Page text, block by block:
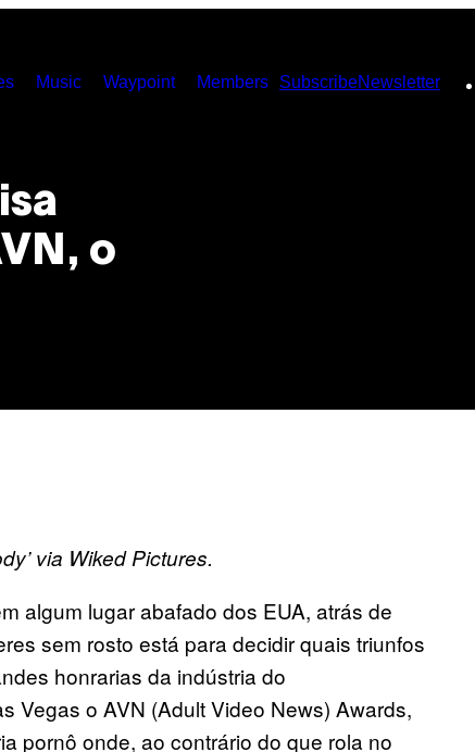
Music Waypoint Members SubscribeNewsletter
o
via Wiked Pictures.
algum lugar abafado dos EUA, atrás de
sem rosto está para decidir quais triunfos
honrarias da indústria do
Vegas o AVN (Adult Video News) Awards,
pornô onde, ao contrário do que rola no